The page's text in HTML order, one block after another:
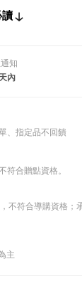
知
內
指定品不回饋
合贈點資格。
不符合導購資格；
主